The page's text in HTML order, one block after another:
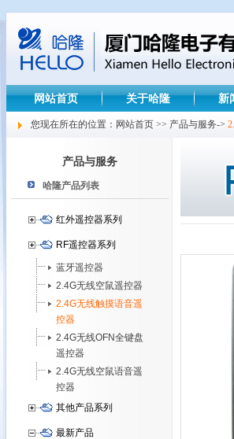
网站首页 关于哈隆 新
您现在所在的位置：网站首页 >> 产品与服务->
产品与服务
哈隆产品列表
红外遥控器系列
RF遥控器系列
蓝牙遥控器
2.4G无线空鼠遥控器
2.4G无线触摸语音遥
控器
2.4G无线OFN全键盘
遥控器
2.4G无线空鼠语音遥
控器
其他产品系列
最新产品